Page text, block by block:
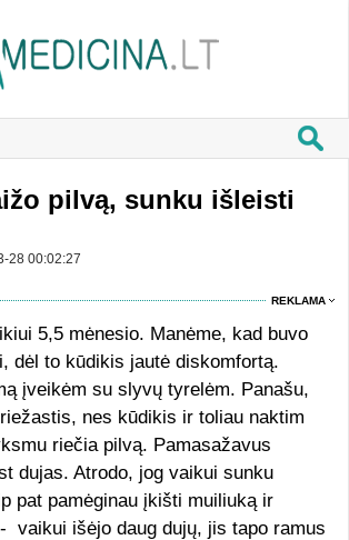
pilvą, sunku išleisti
28 00:02:27
REKLAMA
5,5 mėnesio. Manėme, kad buvo
dėl to kūdikis jautė diskomfortą.
įveikėm su slyvų tyrelėm. Panašu,
nes kūdikis ir toliau naktim
riečia pilvą. Pamasažavus
dujas. Atrodo, jog vaikui sunku
pat pamėginau įkišti muiliuką ir
vaikui išėjo daug dujų, jis tapo ramus